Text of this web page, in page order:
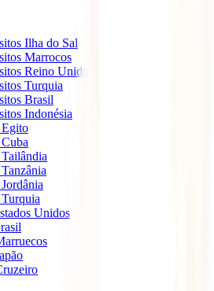
Ilha do Sal
Marrocos
Reino Unido
Turquia
Brasil
Indonésia
Egito
Unidos